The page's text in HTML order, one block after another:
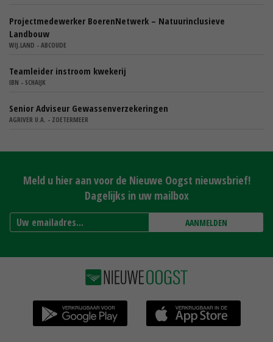
Projectmedewerker BoerenNetwerk – Natuurinclusieve
Landbouw
WIJ.LAND - ABCOUDE
Teamleider instroom kwekerij
IBN - SCHAIJK
Senior Adviseur Gewassenverzekeringen
AGRIVER U.A. - ZOETERMEER
Meld u hier aan voor de Nieuwe Oogst nieuwsbrief!
Dagelijks in uw mailbox
AANMELDEN